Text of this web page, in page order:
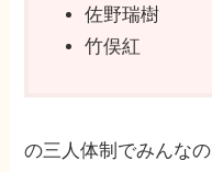
佐野瑞樹
竹俣紅
の三人体制でみんな